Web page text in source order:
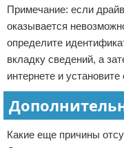
Примечание: если
оказывается
определите
вкладку сведений, а
интернете и
Какие еще причины